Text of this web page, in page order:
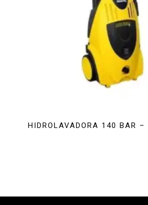
HIDROLAVADORA 140 BAR –